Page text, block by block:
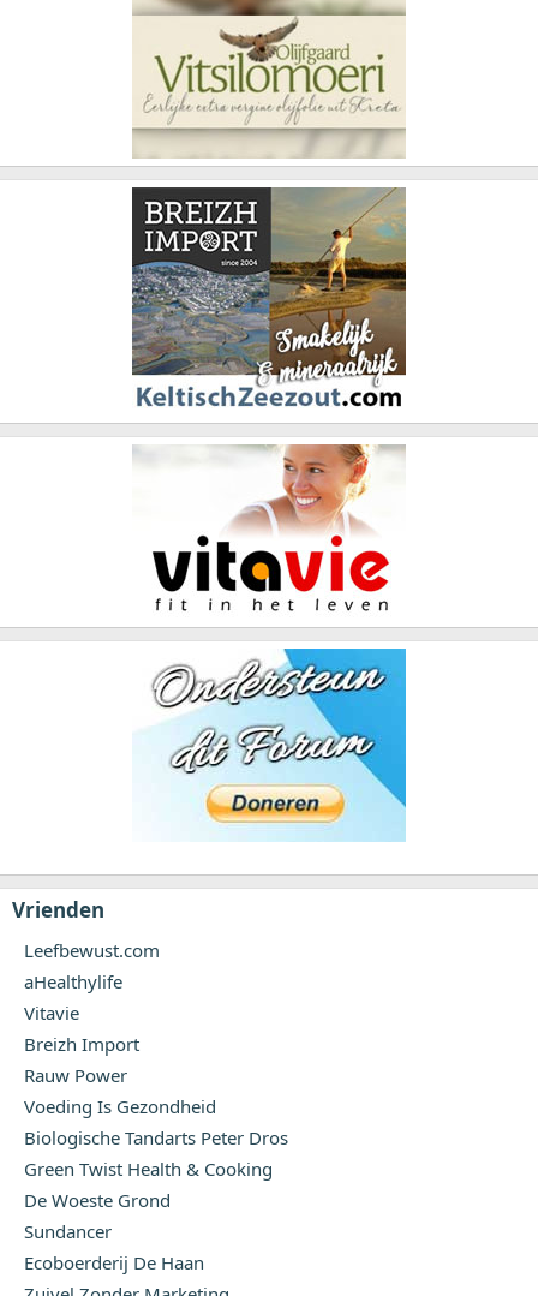
Vrienden
Leefbewust.com
aHealthylife
Vitavie
Breizh Import
Rauw Power
Voeding Is Gezondheid
Biologische Tandarts Peter Dros
Green Twist Health & Cooking
De Woeste Grond
Sundancer
Ecoboerderij De Haan